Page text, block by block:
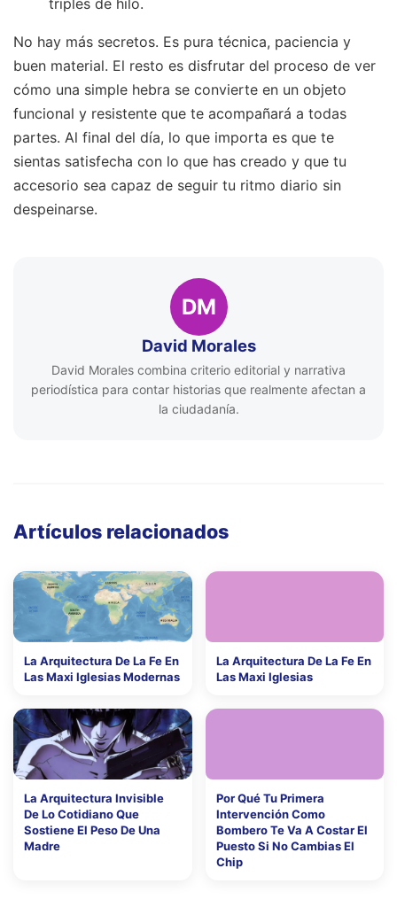
triples de hilo.
No hay más secretos. Es pura técnica, paciencia y
buen material. El resto es disfrutar del proceso de ver
cómo una simple hebra se convierte en un objeto
funcional y resistente que te acompañará a todas
partes. Al final del día, lo que importa es que te
sientas satisfecha con lo que has creado y que tu
accesorio sea capaz de seguir tu ritmo diario sin
despeinarse.
DM
David Morales
David Morales combina criterio editorial y narrativa
periodística para contar historias que realmente afectan a
la ciudadanía.
Artículos relacionados
La Arquitectura De La Fe En
Las Maxi Iglesias Modernas
La Arquitectura De La Fe En
Las Maxi Iglesias
La Arquitectura Invisible
De Lo Cotidiano Que
Sostiene El Peso De Una
Madre
Por Qué Tu Primera
Intervención Como
Bombero Te Va A Costar El
Puesto Si No Cambias El
Chip